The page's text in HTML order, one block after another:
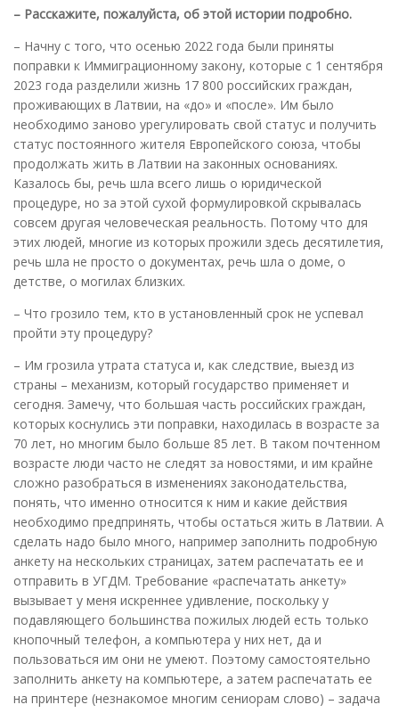
– Расскажите, пожалуйста, об этой истории подробно.
– Начну с того, что осенью 2022 года были приняты
поправки к Иммиграционному закону, которые с 1 сентября
2023 года разделили жизнь 17 800 российских граждан,
проживающих в Латвии, на «до» и «после». Им было
необходимо заново урегулировать свой статус и получить
статус постоянного жителя Европейского союза, чтобы
продолжать жить в Латвии на законных основаниях.
Казалось бы, речь шла всего лишь о юридической
процедуре, но за этой сухой формулировкой скрывалась
совсем другая человеческая реальность. Потому что для
этих людей, многие из которых прожили здесь десятилетия,
речь шла не просто о документах, речь шла о доме, о
детстве, о могилах близких.
– Что грозило тем, кто в установленный срок не успевал
пройти эту процедуру?
– Им грозила утрата статуса и, как следствие, выезд из
страны – механизм, который государство применяет и
сегодня. Замечу, что большая часть российских граждан,
которых коснулись эти поправки, находилась в возрасте за
70 лет, но многим было больше 85 лет. В таком почтенном
возрасте люди часто не следят за новостями, и им крайне
сложно разобраться в изменениях законодательства,
понять, что именно относится к ним и какие действия
необходимо предпринять, чтобы остаться жить в Латвии. А
сделать надо было много, например заполнить подробную
анкету на нескольких страницах, затем распечатать ее и
отправить в УГДМ. Требование «распечатать анкету»
вызывает у меня искреннее удивление, поскольку у
подавляющего большинства пожилых людей есть только
кнопочный телефон, а компьютера у них нет, да и
пользоваться им они не умеют. Поэтому самостоятельно
заполнить анкету на компьютере, а затем распечатать ее
на принтере (незнакомое многим сениорам слово) – задача